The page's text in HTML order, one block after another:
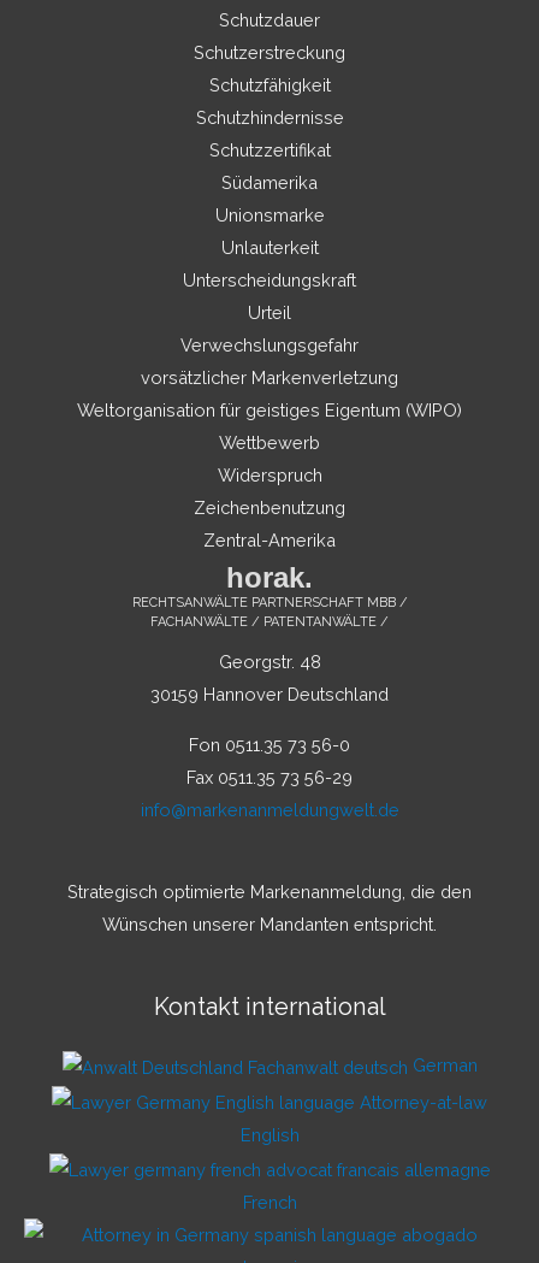
Schutzdauer
Schutzerstreckung
Schutzfähigkeit
Schutzhindernisse
Schutzzertifikat
Südamerika
Unionsmarke
Unlauterkeit
Unterscheidungskraft
Urteil
Verwechslungsgefahr
vorsätzlicher Markenverletzung
Weltorganisation für geistiges Eigentum (WIPO)
Wettbewerb
Widerspruch
Zeichenbenutzung
Zentral-Amerika
horak.
RECHTSANWÄLTE PARTNERSCHAFT MBB /
FACHANWÄLTE / PATENTANWÄLTE /
Georgstr. 48
30159 Hannover Deutschland
Fon 0511.35 73 56-0
Fax 0511.35 73 56-29
info@markenanmeldungwelt.de
Strategisch optimierte Markenanmeldung, die den
Wünschen unserer Mandanten entspricht.
Kontakt international
German
English
French